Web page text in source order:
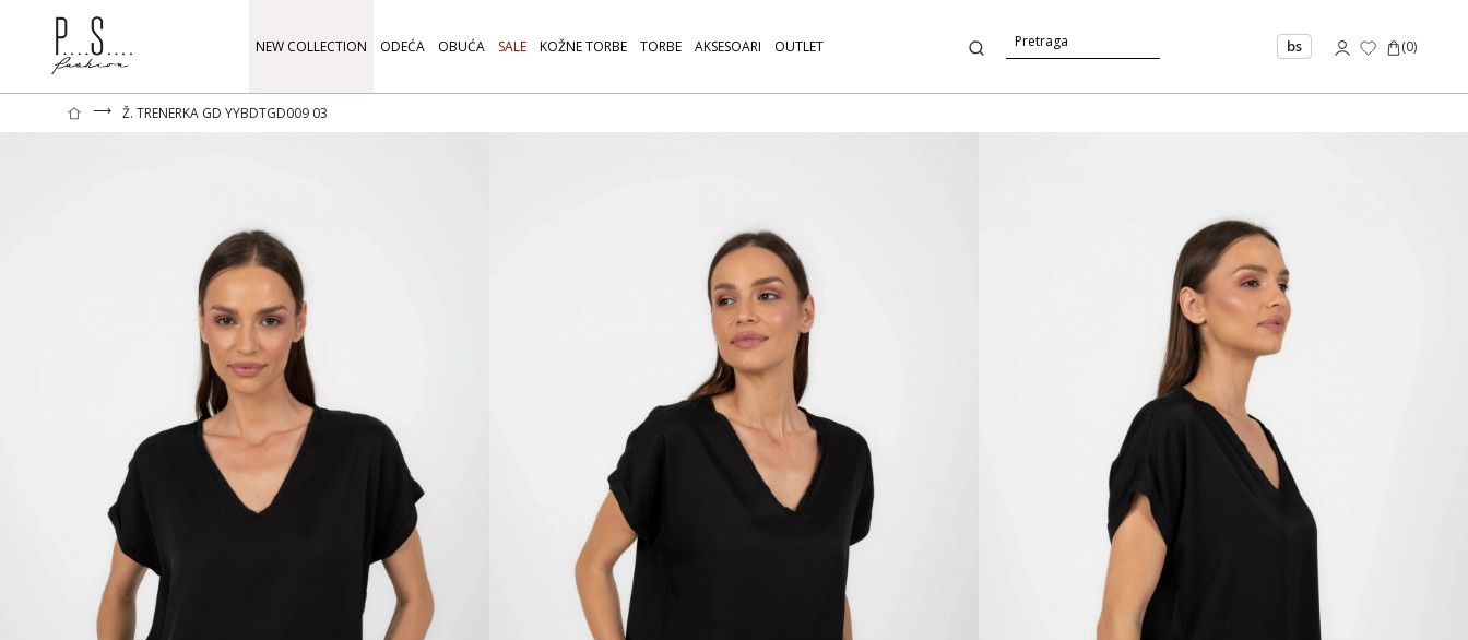
NEW COLLECTION ODEĆA OBUĆA SALE KOŽNE TORBE TORBE AKSESOARI OUTLET bs (0)
⟶ Ž. TRENERKA GD YYBDTGD009 03